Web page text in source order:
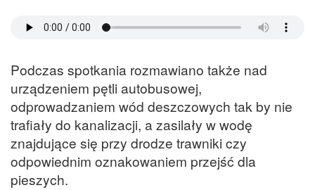
Podczas spotkania rozmawiano także nad
urządzeniem pętli autobusowej,
odprowadzaniem wód deszczowych tak by nie
trafiały do kanalizacji, a zasilały w wodę
znajdujące się przy drodze trawniki czy
odpowiednim oznakowaniem przejść dla
pieszych.